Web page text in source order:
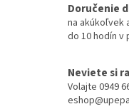
Doručenie
na akúkoľvek
do 10 hodín v
Neviete si
Volajte 0949